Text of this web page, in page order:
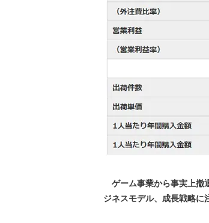
ゲーム事業から事実上撤
ジネスモデル、成長戦略に